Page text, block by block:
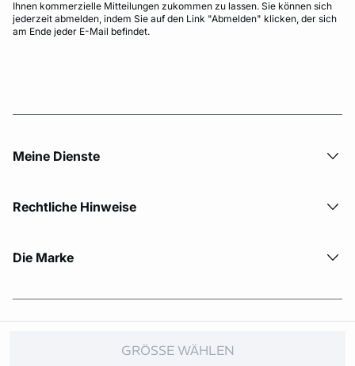
GRÖSSE WÄHLEN
Ihnen kommerzielle Mitteilungen zukommen zu lassen. Sie können sich
jederzeit abmelden, indem Sie auf den Link "Abmelden" klicken, der sich
am Ende jeder E-Mail befindet.
Meine Dienste
Rechtliche Hinweise
Die Marke